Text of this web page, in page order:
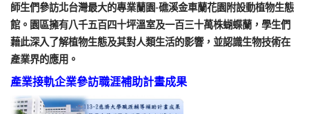
師生們參訪北台灣最大的專業蘭園-礁溪金車蘭花園附設動植物生態
館。園區擁有八千五百四十坪溫室及一百三十萬株蝴蝶蘭，學生們
藉此深入了解植物生態及其對人類生活的影響，並認識生物技術在
產業界的應用。
產業接軌企業參訪職涯補助計畫成果